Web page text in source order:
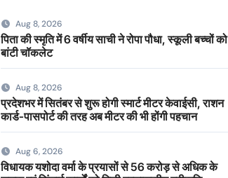
Aug 8, 2026
पिता की स्मृति में 6 वर्षीय साची ने रोपा पौधा, स्कूली बच्चों को
बांटी चॉकलेट
Aug 8, 2026
प्रदेशभर में सितंबर से शुरू होगी स्मार्ट मीटर केवाईसी, राशन
कार्ड-पासपोर्ट की तरह अब मीटर की भी होंगी पहचान
Aug 6, 2026
विधायक यशोदा वर्मा के प्रयासों से 56 करोड़ से अधिक के